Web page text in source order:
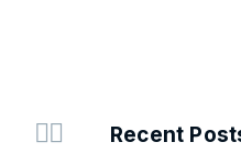
 Recent